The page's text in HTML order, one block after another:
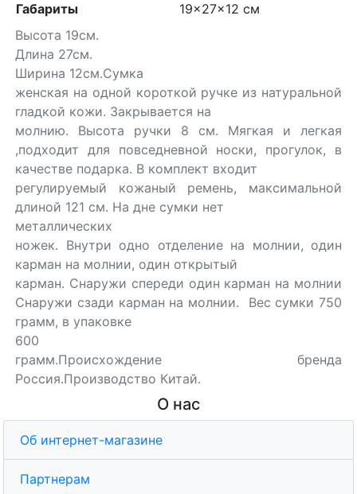
Габариты
19x27x12 см
Высота 19см.
Длина 27см.
Ширина 12см.Сумка
женская на одной короткой ручке из натуральной
гладкой кожи. Закрывается на
молнию. Высота ручки 8 см. Мягкая и легкая
,подходит для повседневной носки, прогулок, в
качестве подарка. В комплект входит
регулируемый кожаный ремень, максимальной
длиной 121 см. На дне сумки нет
металлических
ножек. Внутри одно отделение на молнии, один
карман на молнии, один открытый
карман. Снаружи спереди один карман на молнии
Снаружи сзади карман на молнии. Вес сумки 750
грамм, в упаковке
600
грамм.Происхождение бренда
Россия.Производство Китай.
О нас
Об интернет-магазине
Партнерам